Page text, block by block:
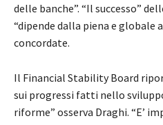
delle banche”. “Il successo”
“dipende dalla piena e
concordate.
Il Financial Stability Board
sui progressi fatti nello
riforme” osserva Draghi. “E’